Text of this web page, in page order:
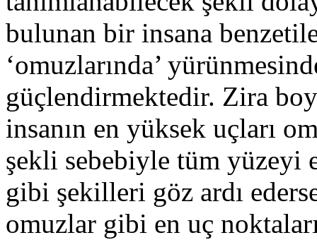
bulunan bir insana
‘omuzlarında’
güçlendirmektedir. Zira
insanın en yüksek uçları
şekli sebebiyle tüm yüzeyi
gibi şekilleri göz ardı
omuzlar gibi en uç